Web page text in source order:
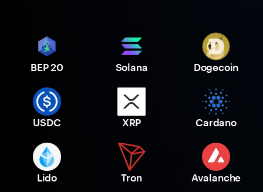
BEP 20 Solana Dogecoin
USDC XRP Cardano
Lido Tron Avalanche